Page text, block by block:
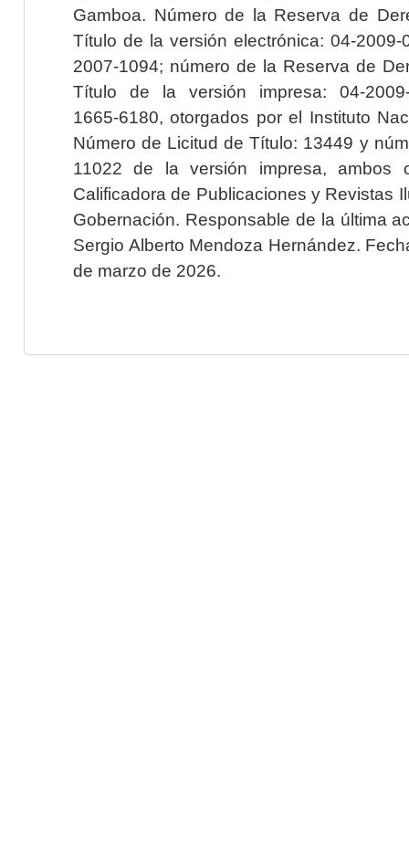
Gamboa. Número de la Reserva de
Título de la versión electrónica: 04-2009-
2007-1094; número de la Reserva de
Título de la versión impresa: 04-2009-
1665-6180, otorgados por el Instituto
Número de Licitud de Título: 13449 y
11022 de la versión impresa, ambos
Calificadora de Publicaciones y Revistas
Gobernación. Responsable de la última
Sergio Alberto Mendoza Hernández.
de marzo de 2026.